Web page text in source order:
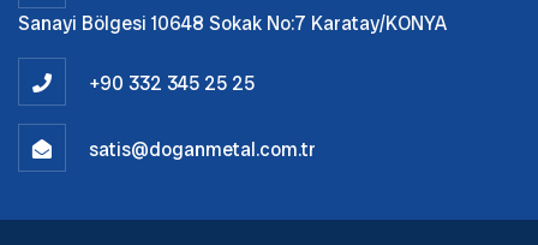
Sanayi Bölgesi 10648 Sokak No:7 Karatay/KONYA
+90 332 345 25 25
satis@doganmetal.com.tr